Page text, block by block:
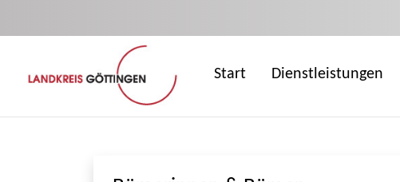
Start Dienstleistungen